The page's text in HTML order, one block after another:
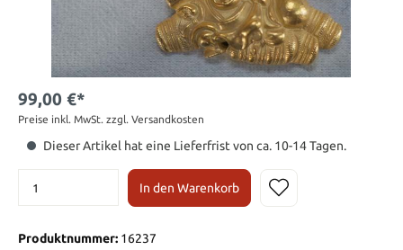
99,00 €*
Preise inkl. MwSt. zzgl. Versandkosten
Dieser Artikel hat eine Lieferfrist von ca. 10-14 Tagen.
In den Warenkorb
Produktnummer: 16237